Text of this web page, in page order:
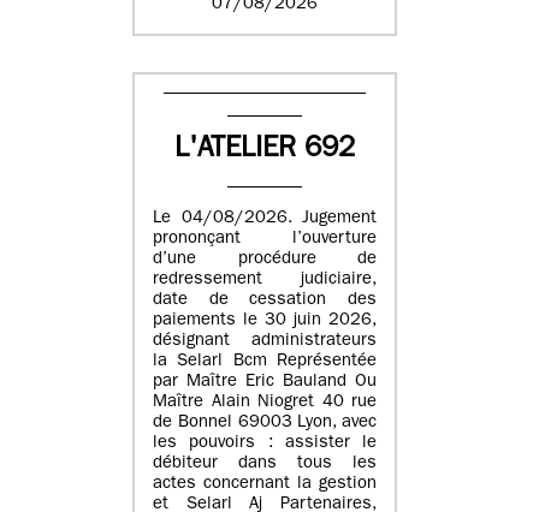
07/08/2026
L'ATELIER 692
Le 04/08/2026. Jugement
prononçant l’ouverture
d’une procédure de
redressement judiciaire,
date de cessation des
paiements le 30 juin 2026,
désignant administrateurs
la Selarl Bcm Représentée
par Maître Eric Bauland Ou
Maître Alain Niogret 40 rue
de Bonnel 69003 Lyon, avec
les pouvoirs : assister le
débiteur dans tous les
actes concernant la gestion
et Selarl Aj Partenaires,